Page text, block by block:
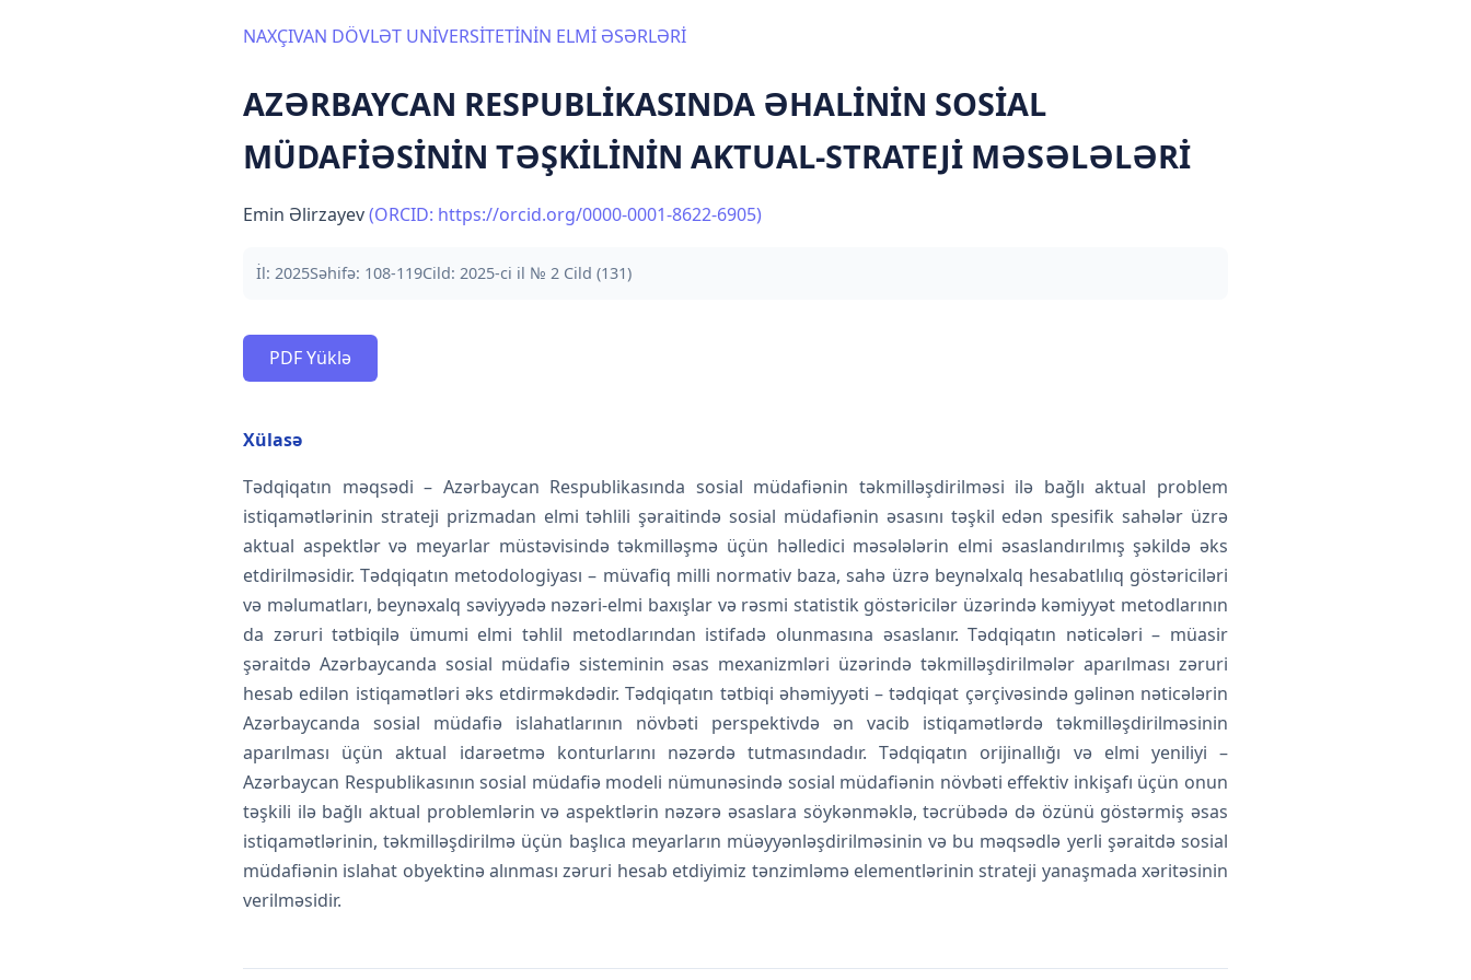
NAXÇIVAN DÖVLƏT UNİVERSİTETİNİN ELMİ ƏSƏRLƏRİ
AZƏRBAYCAN RESPUBLİKASINDA ƏHALİNİN SOSİAL
MÜDAFİƏSİNİN TƏŞKİLİNİN AKTUAL-STRATEJİ MƏSƏLƏLƏRİ
Emin Əlirzayev(ORCID: https://orcid.org/0000-0001-8622-6905)
İl: 2025Səhifə: 108-119Cild: 2025-ci il № 2 Cild (131)
PDF Yüklə
Xülasə
Tədqiqatın məqsədi – Azərbaycan Respublikasında sosial müdafiənin təkmilləşdirilməsi ilə bağlı aktual problem
istiqamətlərinin strateji prizmadan elmi təhlili şəraitində sosial müdafiənin əsasını təşkil edən spesifik sahələr üzrə
aktual aspektlər və meyarlar müstəvisində təkmilləşmə üçün həlledici məsələlərin elmi əsaslandırılmış şəkildə əks
etdirilməsidir. Tədqiqatın metodologiyası – müvafiq milli normativ baza, sahə üzrə beynəlxalq hesabatlılıq göstəriciləri
və məlumatları, beynəxalq səviyyədə nəzəri-elmi baxışlar və rəsmi statistik göstəricilər üzərində kəmiyyət metodlarının
da zəruri tətbiqilə ümumi elmi təhlil metodlarından istifadə olunmasına əsaslanır. Tədqiqatın nəticələri – müasir
şəraitdə Azərbaycanda sosial müdafiə sisteminin əsas mexanizmləri üzərində təkmilləşdirilmələr aparılması zəruri
hesab edilən istiqamətləri əks etdirməkdədir. Tədqiqatın tətbiqi əhəmiyyəti – tədqiqat çərçivəsində gəlinən nəticələrin
Azərbaycanda sosial müdafiə islahatlarının növbəti perspektivdə ən vacib istiqamətlərdə təkmilləşdirilməsinin
aparılması üçün aktual idarəetmə konturlarını nəzərdə tutmasındadır. Tədqiqatın orijinallığı və elmi yeniliyi –
Azərbaycan Respublikasının sosial müdafiə modeli nümunəsində sosial müdafiənin növbəti effektiv inkişafı üçün onun
təşkili ilə bağlı aktual problemlərin və aspektlərin nəzərə əsaslara söykənməklə, təcrübədə də özünü göstərmiş əsas
istiqamətlərinin, təkmilləşdirilmə üçün başlıca meyarların müəyyənləşdirilməsinin və bu məqsədlə yerli şəraitdə sosial
müdafiənin islahat obyektinə alınması zəruri hesab etdiyimiz tənzimləmə elementlərinin strateji yanaşmada xəritəsinin
verilməsidir.